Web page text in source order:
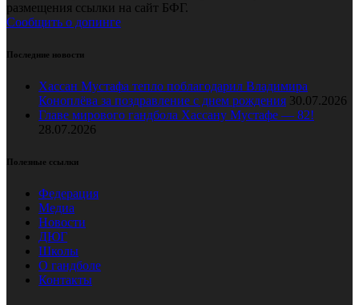
размещения ссылки на сайт БФГ.
Сообщить о допинге
Последние новости
Хассан Мустафа тепло поблагодарил Владимира
Коноплёва за поздравление с днем рождения 30.07.2026
Главе мирового гандбола Хассану Мустафе — 82!
28.07.2026
Полезные ссылки
Федерация
Медиа
Новости
ДЮГ
Школы
О гандболе
Контакты